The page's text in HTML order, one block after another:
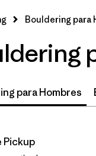
Bouldering para
para Hombres
Pickup